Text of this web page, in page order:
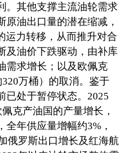
。其他支撑主流油轮需求
原油出口量的潜在缩减，
运力转移，从而推升对合
及油价下跌驱动，由补库
需求增长；以及欧佩克
万桶）的取消。鉴于
已处于暂停状态。2025
克产油国的产量增长，
年供应量增幅约3%，
俄罗斯出口增长及红海航